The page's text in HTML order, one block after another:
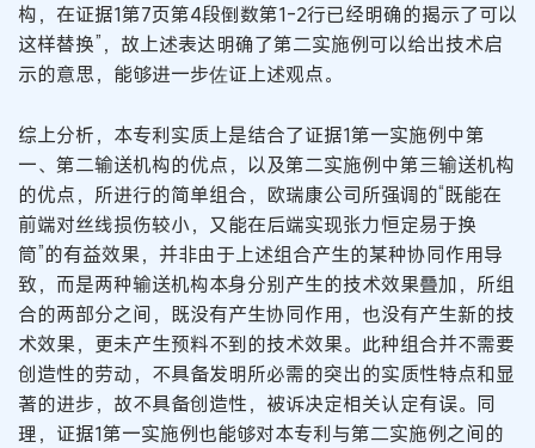
构，在证据1第7页第4段倒数第1-2行已经明确的揭示了可以
这样替换”，故上述表达明确了第二实施例可以给出技术启
示的意思，能够进一步佐证上述观点。
综上分析，本专利实质上是结合了证据1第一实施例中第
一、第二输送机构的优点，以及第二实施例中第三输送机构
的优点，所进行的简单组合，欧瑞康公司所强调的“既能在
前端对丝线损伤较小，又能在后端实现张力恒定易于换
筒”的有益效果，并非由于上述组合产生的某种协同作用导
致，而是两种输送机构本身分别产生的技术效果叠加，所组
合的两部分之间，既没有产生协同作用，也没有产生新的技
术效果，更未产生预料不到的技术效果。此种组合并不需要
创造性的劳动，不具备发明所必需的突出的实质性特点和显
著的进步，故不具备创造性，被诉决定相关认定有误。同
理，证据1第一实施例也能够对本专利与第二实施例之间的